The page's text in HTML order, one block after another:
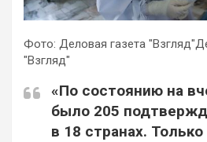
Фото: Деловая газета
"Взгляд"
«По состоянию на
было 205
в 18 странах.